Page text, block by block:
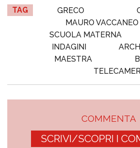
TAG GRECO
MAURO VACCANEO
SCUOLA MATERNA
INDAGINI
MAESTRA
COMMENTA
SCRIVI/SCOPRI I